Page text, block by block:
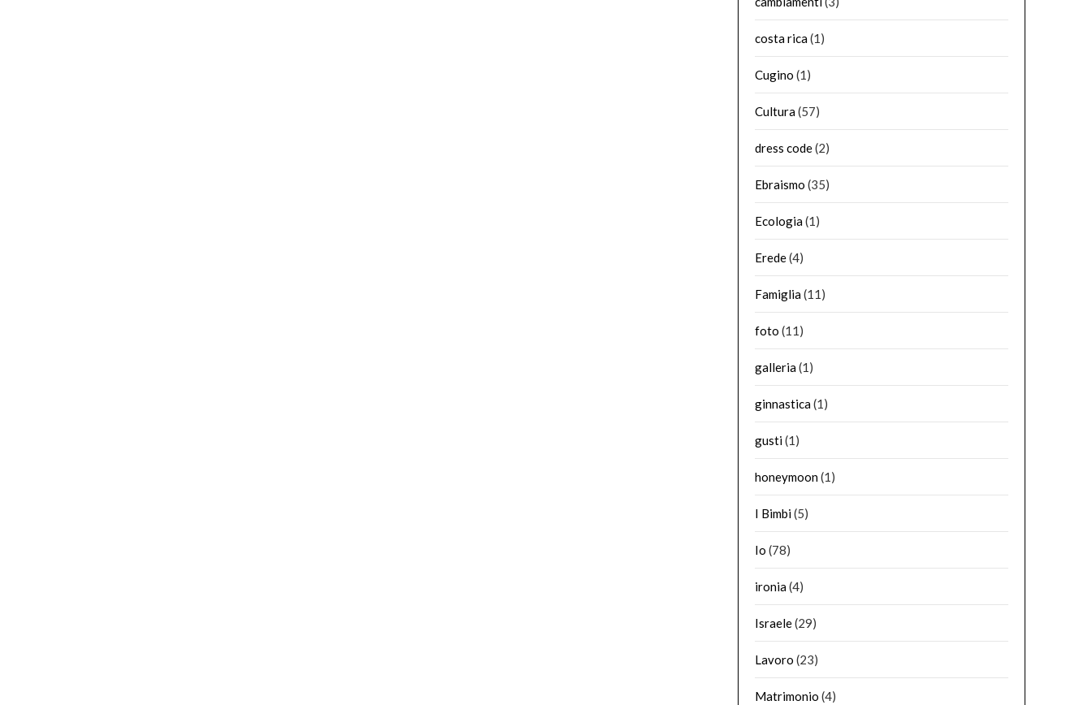
costa rica(1)
Cugino (1)
Cultura(57)
dress code(2)
Ebraismo (35)
Ecologia(1)
Erede(4)
Famiglia(11)
foto (11)
galleria(1)
ginnastica(1)
gusti(1)
honeymoon(1)
I Bimbi(5)
Io (78)
ironia(4)
Israele(29)
Lavoro (23)
Matrimonio (4)